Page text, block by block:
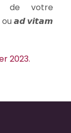
de votre
𝙖𝙙 𝙫𝙞𝙩𝙖𝙢
2023.